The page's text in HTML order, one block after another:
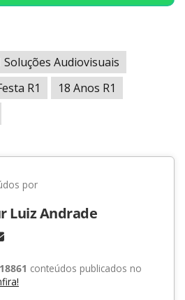
Soluções Audiovisuais
R1
18 Anos R1
por
Luiz Andrade
18861 conteúdos publicados no